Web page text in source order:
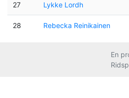
27 Lykke Lordh
28 Rebecka Reinikainen
En